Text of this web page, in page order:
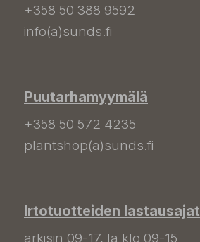
+358 50 388 9592
info(a)sunds.fi
Puutarhamyymälä
+358 50 572 4235
plantshop(a)sunds.fi
Irtotuotteiden lastausajat
arkisin 09-17, la klo 09-15